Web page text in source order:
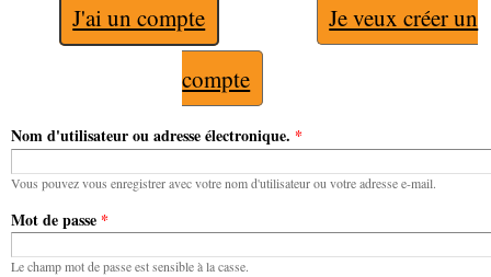
J'ai un compte
Je veux créer un
compte
Nom d'utilisateur ou adresse électronique. *
Vous pouvez vous enregistrer avec votre nom d'utilisateur ou votre adresse e-mail.
Mot de passe *
Le champ mot de passe est sensible à la casse.